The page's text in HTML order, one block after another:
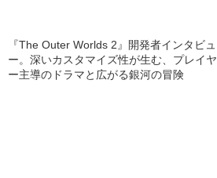
『The Outer Worlds 2』開発者インタビュ
ー。深いカスタマイズ性が生む、プレイヤ
ー主導のドラマと広がる銀河の冒険